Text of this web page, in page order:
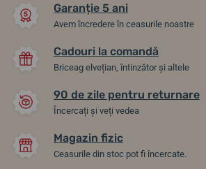
Garanție 5 ani
Avem încredere în ceasurile noastre
Cadouri la comandă
Briceag elvețian, întinzător și altele
90 de zile pentru returnare
Încercați și veți vedea
Magazin fizic
Ceasurile din stoc pot fi încercate.